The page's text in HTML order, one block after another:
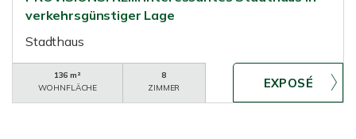
verkehrsgünstiger Lage
Stadthaus
136 m²
WOHNFLÄCHE
8
ZIMMER